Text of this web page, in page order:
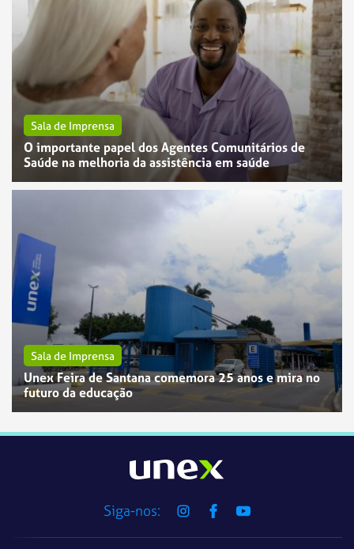
Sala de Imprensa
O importante papel dos Agentes Comunitários de
Saúde na melhoria da assistência em saúde
Sala de Imprensa
Unex Feira de Santana comemora 25 anos e mira no
futuro da educação
Siga-nos: